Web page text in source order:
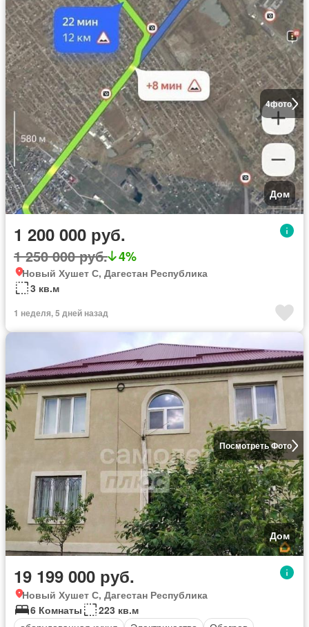
4фото
Дом
1 200 000 руб.
1 250 000 руб. 4%
Новый Хушет С, Дагестан Республика
3 кв.м
1 неделя, 5 дней назад
Посмотреть Фото
Дом
19 199 000 руб.
Новый Хушет С, Дагестан Республика
6 Комнаты
223 кв.м